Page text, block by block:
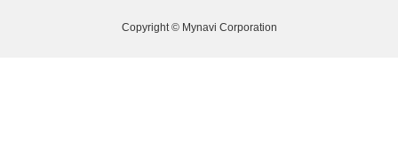
Copyright © Mynavi Corporation